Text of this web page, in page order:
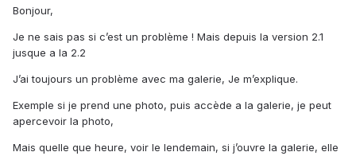
Bonjour,
Je ne sais pas si c’est un problème ! Mais depuis la version 2.1
jusque a la 2.2
J’ai toujours un problème avec ma galerie, Je m’explique.
Exemple si je prend une photo, puis accède a la galerie, je peut
apercevoir la photo,
Mais quelle que heure, voir le lendemain, si j’ouvre la galerie, elle